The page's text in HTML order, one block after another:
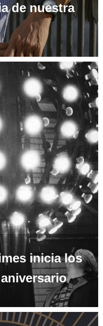
de nuestra
inicia los